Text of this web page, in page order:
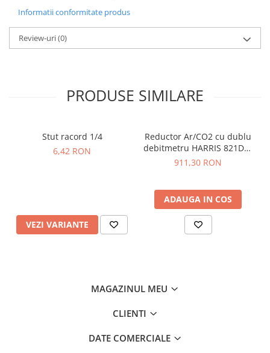
Informatii conformitate produs
Review-uri(0)
PRODUSE SIMILARE
Stut racord 1/4
6,42 RON
VEZI VARIANTE
Reductor Ar/CO2 cu dublu
debitmetru HARRIS 821DB-
30-F-AR/CD
911,30 RON
ADAUGA IN COS
MAGAZINUL MEU
CLIENTI
DATE COMERCIALE